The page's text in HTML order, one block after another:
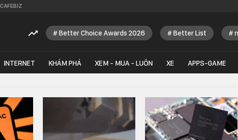
CAFEBIZ
Better Choice Awards 2026 Better List
INTERNET KHÁM PHÁ XEM - MUA - LUÔN XE APPS-GAME